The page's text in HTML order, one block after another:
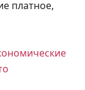
платное,